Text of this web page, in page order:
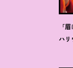
「
ハリ